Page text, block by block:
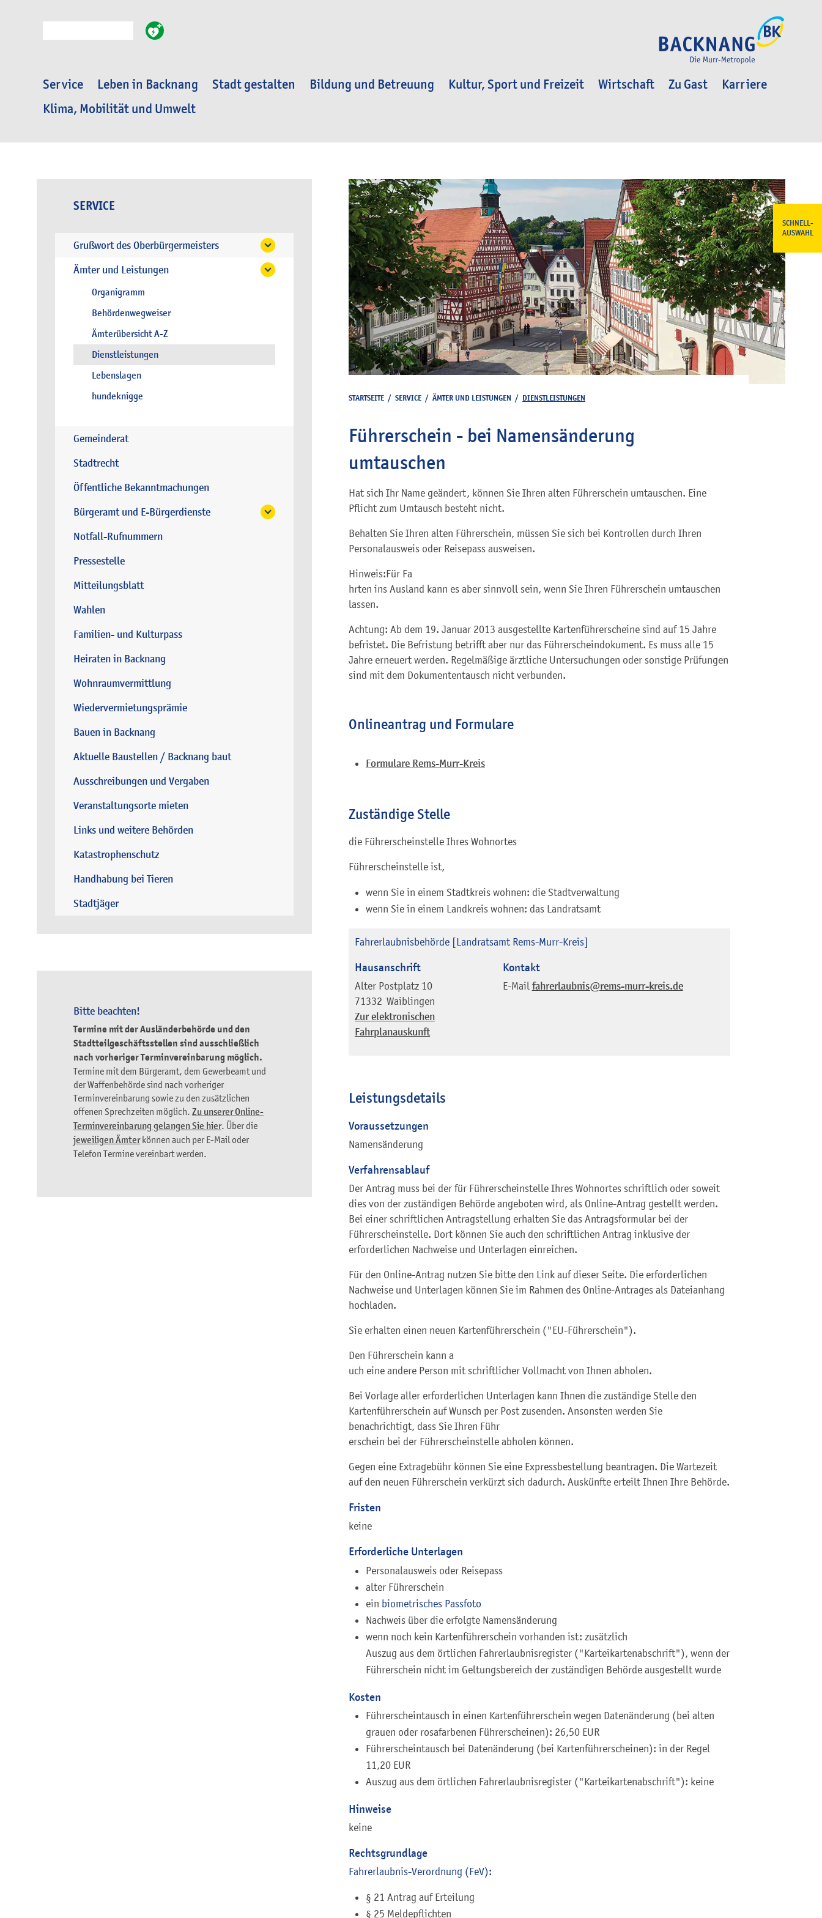
Service Leben in Backnang Stadt gestalten Bildung und Betreuung Kultur, Sport und Freizeit Wirtschaft Zu Gast
Karriere
Klima, Mobilität und Umwelt
SCHNELL-
AUSWAHL
SERVICE
Grußwort des Oberbürgermeisters
Ämter und Leistungen
Organigramm
Behördenwegweiser
Ämterübersicht A-Z
Dienstleistungen
Lebenslagen
hundeknigge
Gemeinderat
Stadtrecht
Öffentliche Bekanntmachungen
Bürgeramt und E-Bürgerdienste
Notfall-Rufnummern
Pressestelle
Mitteilungsblatt
Wahlen
Familien- und Kulturpass
Heiraten in Backnang
Wohnraumvermittlung
Wiedervermietungsprämie
Bauen in Backnang
Aktuelle Baustellen / Backnang baut
Ausschreibungen und Vergaben
Veranstaltungsorte mieten
Links und weitere Behörden
Katastrophenschutz
Handhabung bei Tieren
Stadtjäger
Bitte beachten!
Termine mit der Ausländerbehörde und den
Stadtteilgeschäftsstellen sind ausschließlich
nach vorheriger Terminvereinbarung möglich.
Termine mit dem Bürgeramt, dem Gewerbeamt und
der Waffenbehörde sind nach vorheriger
Terminvereinbarung sowie zu den zusätzlichen
offenen Sprechzeiten möglich. Zu unserer Online-
Terminvereinbarung gelangen Sie hier. Über die
jeweiligen Ämterkönnen auch per E-Mail oder
Telefon Termine vereinbart werden.
STARTSEITE / SERVICE / ÄMTER UND LEISTUNGEN / DIENSTLEISTUNGEN
Führerschein - bei Namensänderung
umtauschen
Hat sich Ihr Name geändert, können Sie Ihren alten Führerschein umtauschen. Eine
Pflicht zum Umtausch besteht nicht.
Behalten Sie Ihren alten Führerschein, müssen Sie sich bei Kontrollen durch Ihren
Personalausweis oder Reisepass ausweisen.
Hinweis:Für Fa
hrten ins Ausland kann es aber sinnvoll sein, wenn Sie Ihren Führerschein umtauschen
lassen.
Achtung: Ab dem 19. Januar 2013 ausgestellte Kartenführerscheine sind auf 15 Jahre
befristet. Die Befristung betrifft aber nur das Führerscheindokument. Es muss alle 15
Jahre erneuert werden. Regelmäßige ärztliche Untersuchungen oder sonstige Prüfungen
sind mit dem Dokumententausch nicht verbunden.
Onlineantrag und Formulare
Formulare Rems-Murr-Kreis
Zuständige Stelle
die Führerscheinstelle Ihres Wohnortes
Führerscheinstelle ist,
wenn Sie in einem Stadtkreis wohnen: die Stadtverwaltung
wenn Sie in einem Landkreis wohnen: das Landratsamt
Fahrerlaubnisbehörde [Landratsamt Rems-Murr-Kreis]
Hausanschrift
Alter Postplatz 10
71332 Waiblingen
Zur elektronischen
Fahrplanauskunft
Kontakt
E-Mail fahrerlaubnis@rems-murr-kreis.de
Leistungsdetails
Voraussetzungen
Namensänderung
Verfahrensablauf
Der Antrag muss bei der für Führerscheinstelle Ihres Wohnortes schriftlich oder soweit
dies von der zuständigen Behörde angeboten wird, als Online-Antrag gestellt werden.
Bei einer schriftlichen Antragstellung erhalten Sie das Antragsformular bei der
Führerscheinstelle. Dort können Sie auch den schriftlichen Antrag inklusive der
erforderlichen Nachweise und Unterlagen einreichen.
Für den Online-Antrag nutzen Sie bitte den Link auf dieser Seite. Die erforderlichen
Nachweise und Unterlagen können Sie im Rahmen des Online-Antrages als Dateianhang
hochladen.
Sie erhalten einen neuen Kartenführerschein ("EU-Führerschein").
Den Führerschein kann a
uch eine andere Person mit schriftlicher Vollmacht von Ihnen abholen.
Bei Vorlage aller erforderlichen Unterlagen kann Ihnen die zuständige Stelle den
Kartenführerschein auf Wunsch per Post zusenden. Ansonsten werden Sie
benachrichtigt, dass Sie Ihren Führ
erschein bei der Führerscheinstelle abholen können.
Gegen eine Extragebühr können Sie eine Expressbestellung beantragen. Die Wartezeit
auf den neuen Führerschein verkürzt sich dadurch. Auskünfte erteilt Ihnen Ihre Behörde.
Fristen
keine
Erforderliche Unterlagen
Personalausweis oder Reisepass
alter Führerschein
ein biometrisches Passfoto
Nachweis über die erfolgte Namensänderung
wenn noch kein Kartenführerschein vorhanden ist: zusätzlich
Auszug aus dem örtlichen Fahrerlaubnisregister ("Karteikartenabschrift"), wenn der
Führerschein nicht im Geltungsbereich der zuständigen Behörde ausgestellt wurde
Kosten
Führerscheintausch in einen Kartenführerschein wegen Datenänderung (bei alten
grauen oder rosafarbenen Führerscheinen): 26,50 EUR
Führerscheintausch bei Datenänderung (bei Kartenführerscheinen): in der Regel
11,20 EUR
Auszug aus dem örtlichen Fahrerlaubnisregister ("Karteikartenabschrift"): keine
Hinweise
keine
Rechtsgrundlage
Fahrerlaubnis-Verordnung (FeV):
§ 21 Antrag auf Erteilung
§ 25 Meldepflichten